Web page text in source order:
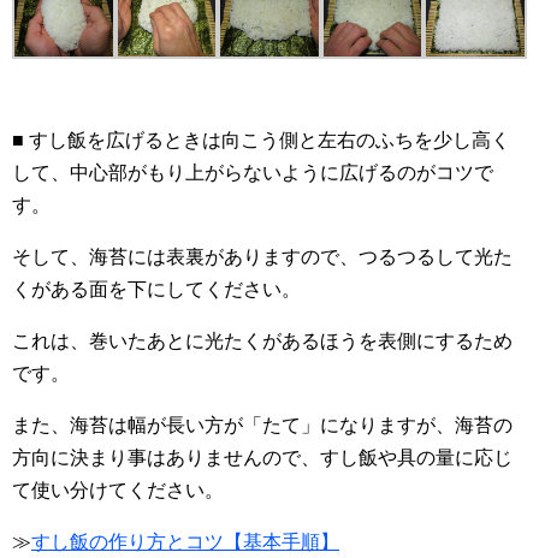
■ すし飯を広げるときは向こう側と左右のふちを少し高く
して、中心部がもり上がらないように広げるのがコツで
す。
そして、海苔には表裏がありますので、つるつるして光た
くがある面を下にしてください。
これは、巻いたあとに光たくがあるほうを表側にするため
です。
また、海苔は幅が長い方が「たて」になりますが、海苔の
方向に決まり事はありませんので、すし飯や具の量に応じ
て使い分けてください。
≫すし飯の作り方とコツ【基本手順】